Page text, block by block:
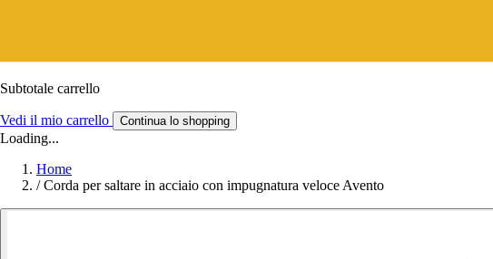
Subtotale carrello
Vedi il mio carrello Continua lo shopping
Loading...
Home
/ Corda per saltare in acciaio con impugnatura veloce Avento